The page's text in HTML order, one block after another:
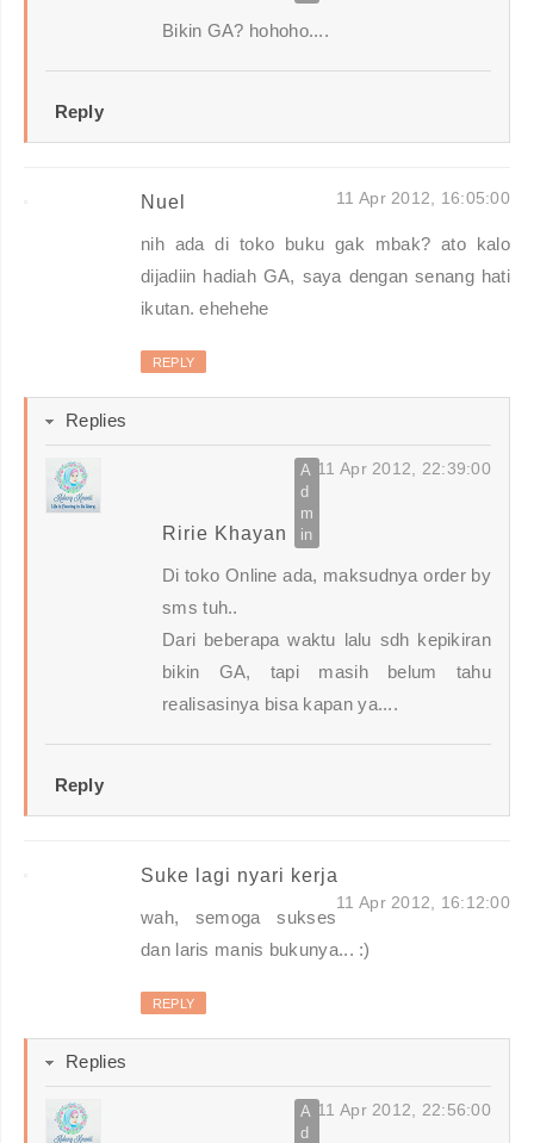
Bikin GA? hohoho....
Reply
Nuel 11 Apr 2012, 16:05:00
nih ada di toko buku gak mbak? ato kalo
dijadiin hadiah GA, saya dengan senang hati
ikutan. ehehehe
REPLY
Replies
Ririe Khayan
11 Apr 2012, 22:39:00
Di toko Online ada, maksudnya order by
sms tuh..
Dari beberapa waktu lalu sdh kepikiran
bikin GA, tapi masih belum tahu
realisasinya bisa kapan ya....
Reply
Suke lagi nyari kerja
11 Apr 2012, 16:12:00
wah, semoga sukses
dan laris manis bukunya... :)
REPLY
Replies
11 Apr 2012, 22:56:00